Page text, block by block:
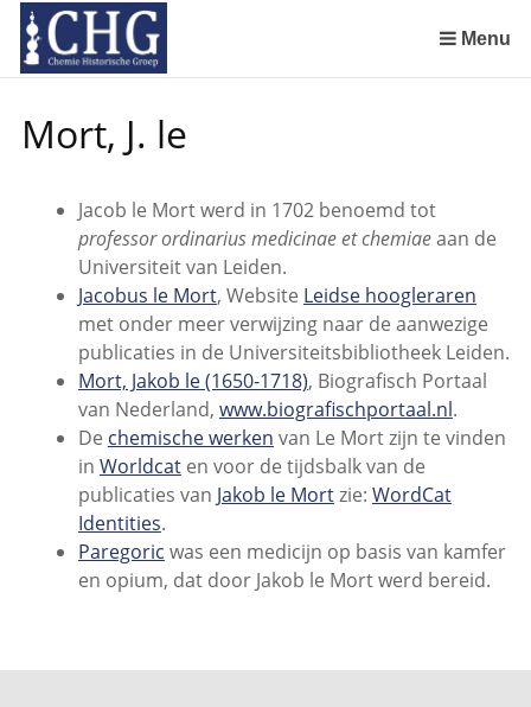
links
over
naar
de
Spring
naar
het
menu
Menu
Mort, J. le
Jacob le Mort werd in 1702 benoemd tot
professor ordinarius medicinae et chemiaeaan de
Universiteit van Leiden.
Jacobus le Mort, Website Leidse hoogleraren
met onder meer verwijzing naar de aanwezige
publicaties in de Universiteitsbibliotheek Leiden.
Mort, Jakob le (1650-1718), Biografisch Portaal
van Nederland, www.biografischportaal.nl.
De chemische werken van Le Mort zijn te vinden
in Worldcaten voor de tijdsbalk van de
publicaties van Jakob le Mortzie: WordCat
Identities.
Paregoric was een medicijn op basis van kamfer
en opium, dat door Jakob le Mort werd bereid.